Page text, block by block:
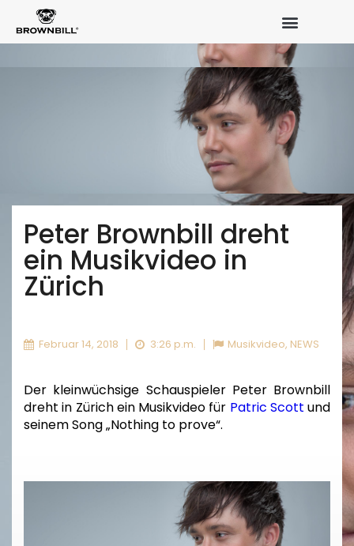
Peter Brownbill dreht
ein Musikvideo in
Zürich
Februar 14, 2018 3:26 p.m. Musikvideo, NEWS
Der kleinwüchsige Schauspieler Peter Brownbill
dreht in Zürich ein Musikvideo für Patric Scott und
seinem Song „Nothing to prove“.